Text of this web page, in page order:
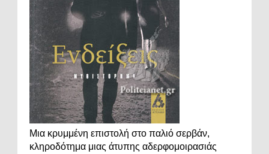
Μια κρυμμένη επιστολή στο παλιό σερβάν,
κληροδότημα μιας άτυπης αδερφομοιρασιάς